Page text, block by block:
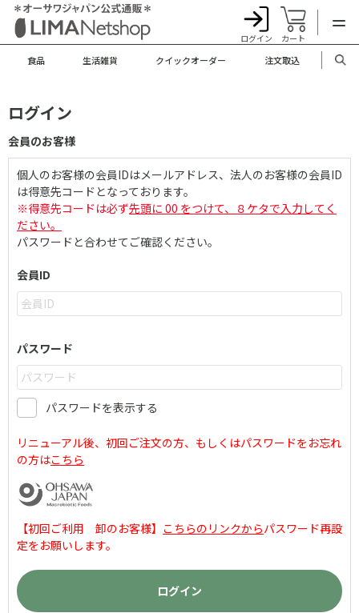
ログイン カート
食品 生活雑貨 クイックオーダー 注文取込
ログイン
会員のお客様
個人のお客様の会員IDはメールアドレス、法人のお客様の会員ID
は得意先コードとなっております。
※得意先コードは必ず先頭に 00 をつけて、８ケタで入力してく
ださい。
パスワードと合わせてご確認ください。
会員ID
パスワード
パスワードを表示する
リニューアル後、初回ご注文の方、もしくはパスワードをお忘れ
の方はこちら
【初回ご利用 卸のお客様】 こちらのリンクからパスワード再設
定をお願いします。